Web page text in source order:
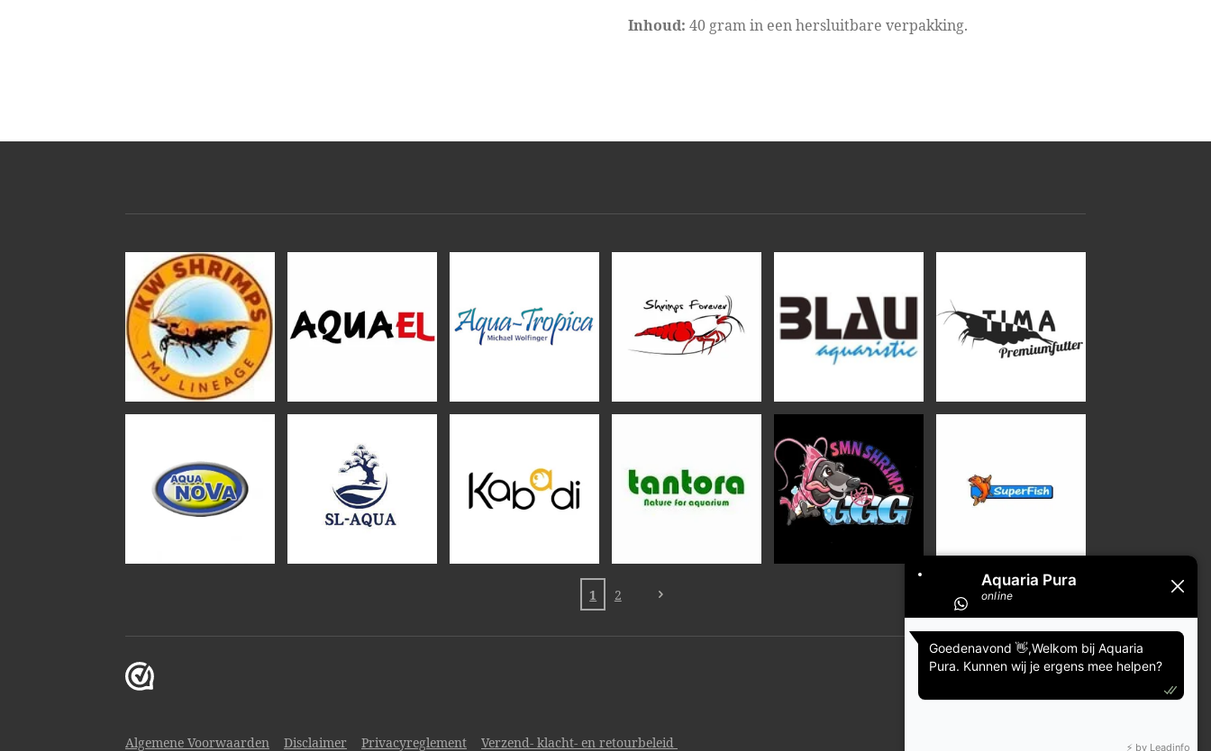
Inhoud: 40 gram in een hersluitbare verpakking.
1 2
Algemene Voorwaarden Disclaimer Privacyreglement Verzend- klacht- en retourbeleid